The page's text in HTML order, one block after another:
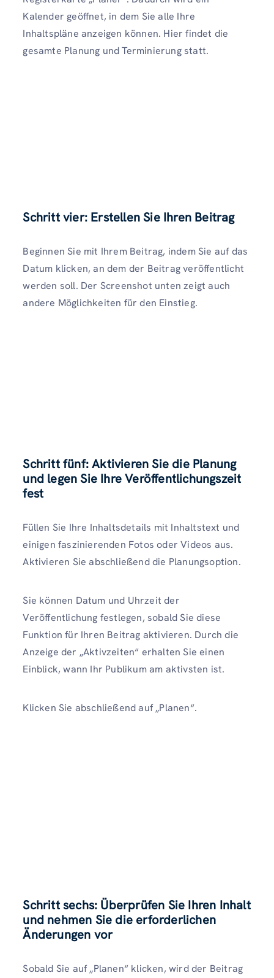
Kalender geöffnet, in dem Sie alle Ihre
Inhaltspläne anzeigen können. Hier findet die
gesamte Planung und Terminierung statt.
Schritt vier: Erstellen Sie Ihren Beitrag
Beginnen Sie mit Ihrem Beitrag, indem Sie auf das
Datum klicken, an dem der Beitrag veröffentlicht
werden soll. Der Screenshot unten zeigt auch
andere Möglichkeiten für den Einstieg.
Schritt fünf: Aktivieren Sie die Planung
und legen Sie Ihre Veröffentlichungszeit
fest
Füllen Sie Ihre Inhaltsdetails mit Inhaltstext und
einigen faszinierenden Fotos oder Videos aus.
Aktivieren Sie abschließend die Planungsoption.
Sie können Datum und Uhrzeit der
Veröffentlichung festlegen, sobald Sie diese
Funktion für Ihren Beitrag aktivieren. Durch die
Anzeige der „Aktivzeiten“ erhalten Sie einen
Einblick, wann Ihr Publikum am aktivsten ist.
Klicken Sie abschließend auf „Planen“.
Schritt sechs: Überprüfen Sie Ihren Inhalt
und nehmen Sie die erforderlichen
Änderungen vor
Sobald Sie auf „Planen“ klicken, wird der Beitrag